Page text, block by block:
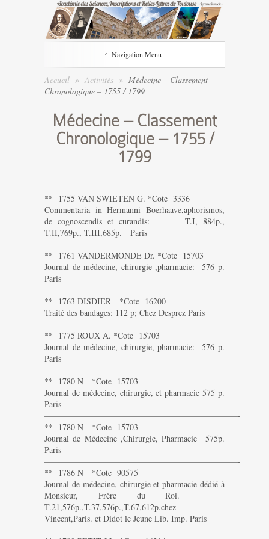
Navigation Menu
Accueil » Activités » Médecine – Classement
Chronologique – 1755 / 1799
Médecine – Classement
Chronologique – 1755 /
1799
———————————————————————-
** 1755 VAN SWIETEN G. *Cote 3336
Commentaria in Hermanni Boerhaave,aphorismos,
de cognoscendis et curandis: T.I, 884p.,
T.II,769p., T.III,685p. Paris
———————————————————————-
** 1761 VANDERMONDE Dr. *Cote 15703
Journal de médecine, chirurgie ,pharmacie: 576 p.
Paris
———————————————————————-
** 1763 DISDIER *Cote 16200
Traité des bandages: 112 p; Chez Desprez Paris
———————————————————————-
** 1775 ROUX A. *Cote 15703
Journal de médecine, chirurgie, pharmacie: 576 p.
Paris
———————————————————————-
** 1780 N *Cote 15703
Journal de médecine, chirurgie, et pharmacie 575 p.
Paris
———————————————————————-
** 1780 N *Cote 15703
Journal de Médecine ,Chirurgie, Pharmacie 575p.
Paris
———————————————————————-
** 1786 N *Cote 90575
Journal de médecine, chirurgie et pharmacie dédié à
Monsieur, Frère du Roi.
T.21,576p.,T.37,576p.,T.67,612p.chez
Vincent,Paris. et Didot le Jeune Lib. Imp. Paris
———————————————————————-